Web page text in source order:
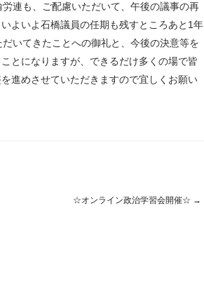
連も、ご配慮いただいて、午後の議事の再
よいよ石橋議員の任期も残すところあと1年
いてきたことへの御礼と、今後の決意等を
とになりますが、できるだけ多くの場で皆
進めさせていただきますので宜しくお願い
☆オンライン政治学習会開催☆ →